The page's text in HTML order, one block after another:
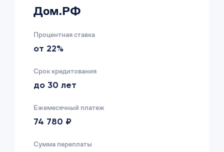
Дом.РФ
Процентная ставка
от 22%
Срок кредитования
до 30 лет
Ежемесячный платеж
74 780 ₽
Сумма переплаты